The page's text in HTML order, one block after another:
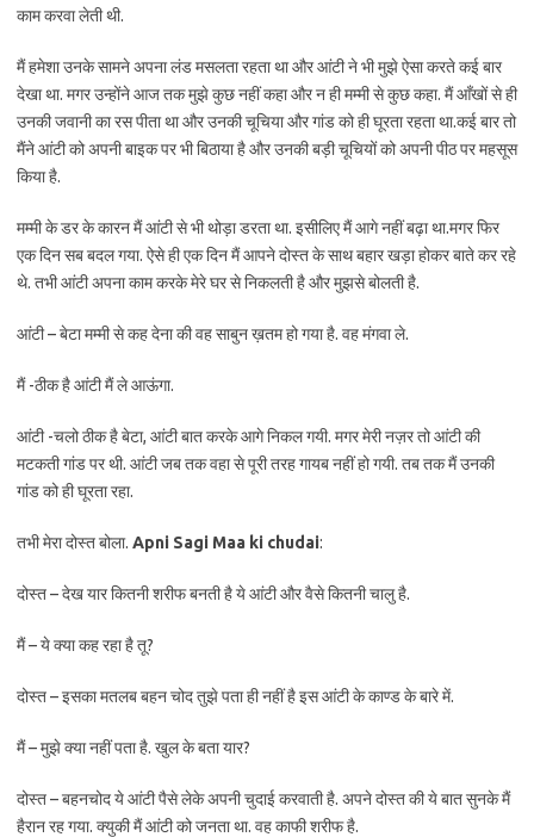
काम करवा लेती थी.
मैं हमेशा उनके सामने अपना लंड मसलता रहता था और आंटी ने भी मुझे ऐसा करते कई बार
देखा था. मगर उन्होंने आज तक मुझे कुछ नहीं कहा और न ही मम्मी से कुछ कहा. मैं आँखों से ही
उनकी जवानी का रस पीता था और उनकी चूचिया और गांड को ही घूरता रहता था.कई बार तो
मैंने आंटी को अपनी बाइक पर भी बिठाया है और उनकी बड़ी चूचियों को अपनी पीठ पर महसूस
किया है.
मम्मी के डर के कारन मैं आंटी से भी थोड़ा डरता था. इसीलिए मैं आगे नहीं बढ़ा था.मगर फिर
एक दिन सब बदल गया. ऐसे ही एक दिन मैं आपने दोस्त के साथ बहार खड़ा होकर बाते कर रहे
थे. तभी आंटी अपना काम करके मेरे घर से निकलती है और मुझसे बोलती है.
आंटी – बेटा मम्मी से कह देना की वह साबुन ख़तम हो गया है. वह मंगवा ले.
मैं -ठीक है आंटी मैं ले आऊंगा.
आंटी -चलो ठीक है बेटा, आंटी बात करके आगे निकल गयी. मगर मेरी नज़र तो आंटी की
मटकती गांड पर थी. आंटी जब तक वहा से पूरी तरह गायब नहीं हो गयी. तब तक मैं उनकी
गांड को ही घूरता रहा.
तभी मेरा दोस्त बोला. Apni Sagi Maa ki chudai:
दोस्त – देख यार कितनी शरीफ बनती है ये आंटी और वैसे कितनी चालु है.
मैं – ये क्या कह रहा है तू?
दोस्त – इसका मतलब बहन चोद तुझे पता ही नहीं है इस आंटी के काण्ड के बारे में.
मैं – मुझे क्या नहीं पता है. खुल के बता यार?
दोस्त – बहनचोद ये आंटी पैसे लेके अपनी चुदाई करवाती है. अपने दोस्त की ये बात सुनके मैं
हैरान रह गया. क्युकी मैं आंटी को जनता था. वह काफी शरीफ है.